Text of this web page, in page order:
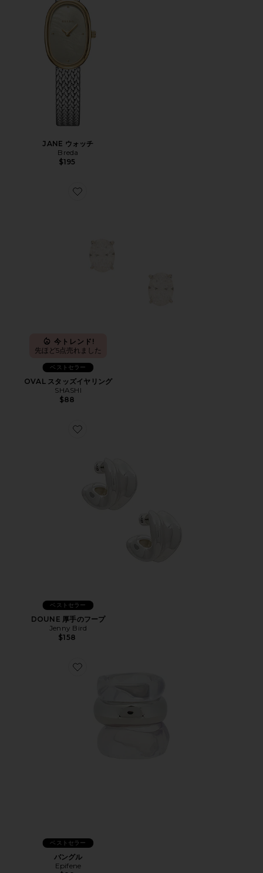
JANE ウォッチ
Breda
$195
Favorite OVAL スタッズイヤリング
今トレンド!
先ほど5点売れました
ベストセラー
OVAL スタッズイヤリング
SHASHI
$88
Favorite DOUNE 厚手のフープ
ベストセラー
DOUNE 厚手のフープ
Jenny Bird
$158
Favorite バングル
ベストセラー
バングル
Epifene